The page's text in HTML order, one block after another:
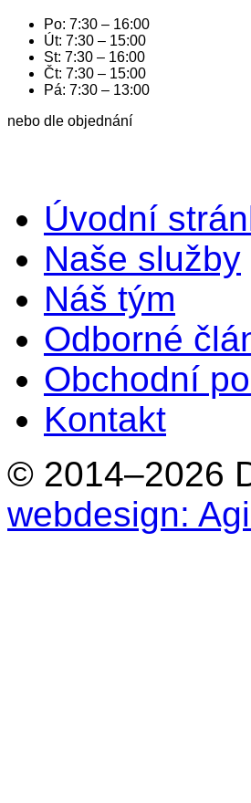
Po: 7:30 – 16:00
Út: 7:30 – 15:00
St: 7:30 – 16:00
Čt: 7:30 – 15:00
Pá: 7:30 – 13:00
nebo dle objednání
Úvodní
Naše služby
Náš tým
Odborné
Obchodní
Kontakt
© 2014–2026
webdesign: